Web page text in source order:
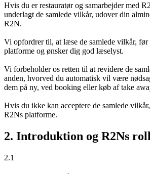
Hvis du er restauratør og samarbejder med
underlagt de samlede vilkår, udover din
R2N.
Vi opfordrer til, at læse de samlede vilkår,
platforme og ønsker dig god læselyst.
Vi forbeholder os retten til at revidere de
anden, hvorved du automatisk vil være
dem på ny, ved booking eller køb af take
Hvis du ikke kan acceptere de samlede
R2Ns platforme.
2. Introduktion og R2Ns
2.1